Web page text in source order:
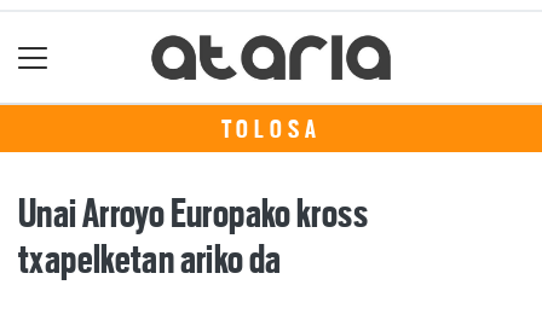
TOLOSA
Unai Arroyo Europako kross
txapelketan ariko da